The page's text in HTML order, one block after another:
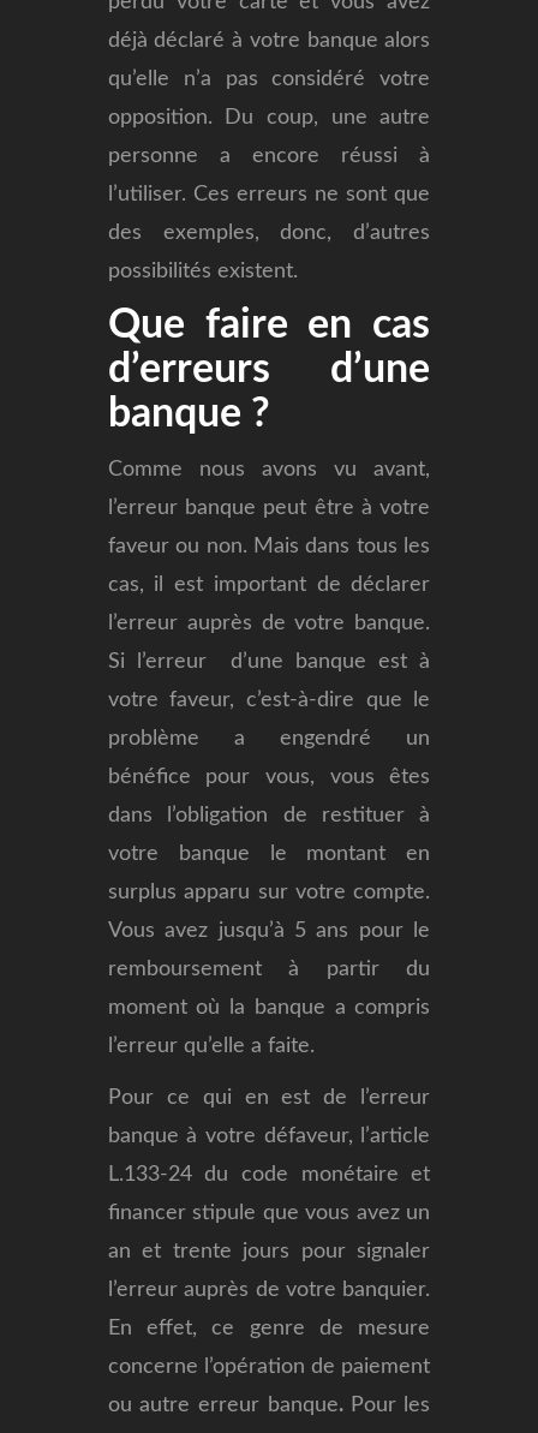
déjà déclaré à votre banque alors
qu’elle n’a pas considéré votre
opposition. Du coup, une autre
personne a encore réussi à
l’utiliser. Ces erreurs ne sont que
des exemples, donc, d’autres
possibilités existent.
Que faire en cas
d’erreurs d’une
banque ?
Comme nous avons vu avant,
l’erreur banque peut être à votre
faveur ou non. Mais dans tous les
cas, il est important de déclarer
l’erreur auprès de votre banque.
Si l’erreur d’une banque est à
votre faveur, c’est-à-dire que le
problème a engendré un
bénéfice pour vous, vous êtes
dans l’obligation de restituer à
votre banque le montant en
surplus apparu sur votre compte.
Vous avez jusqu’à 5 ans pour le
remboursement à partir du
moment où la banque a compris
l’erreur qu’elle a faite.
Pour ce qui en est de l’erreur
banque à votre défaveur, l’article
L.133-24 du code monétaire et
financer stipule que vous avez un
an et trente jours pour signaler
l’erreur auprès de votre banquier.
En effet, ce genre de mesure
concerne l’opération de paiement
ou autre erreur banque. Pour les